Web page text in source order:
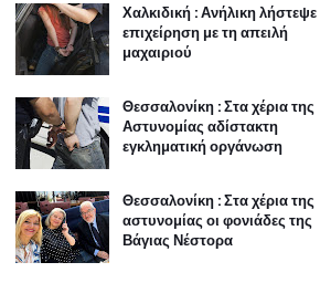
Χαλκιδική : Ανήλικη λήστεψε
επιχείρηση με τη απειλή
μαχαιριού
Θεσσαλονίκη : Στα χέρια της
Αστυνομίας αδίστακτη
εγκληματική οργάνωση
Θεσσαλονίκη : Στα χέρια της
αστυνομίας οι φονιάδες της
Βάγιας Νέστορα